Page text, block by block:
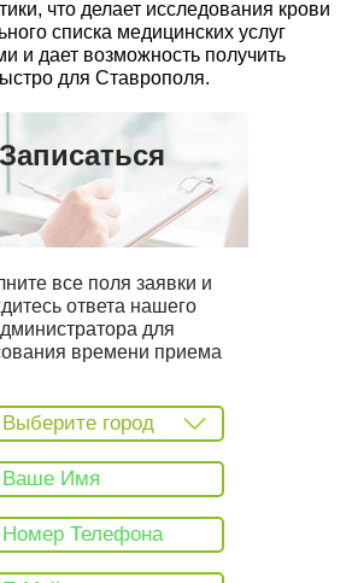
что делает исследования крови
списка медицинских услуг
и дает возможность получить
для Ставрополя.
Записаться
все поля заявки и
ответа нашего
для
времени приема
Выберите город